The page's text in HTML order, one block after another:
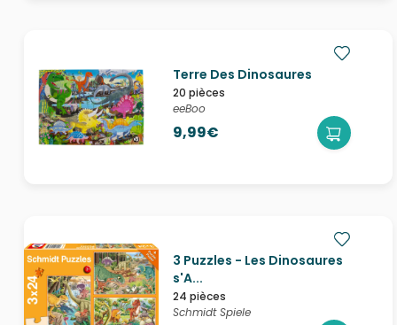
Terre Des Dinosaures
20 pièces
eeBoo
9,99€
3 Puzzles - Les Dinosaures
s'A...
24 pièces
Schmidt Spiele